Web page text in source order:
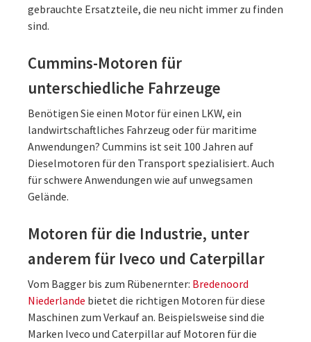
gebrauchte Ersatzteile, die neu nicht immer zu finden
sind.
Cummins-Motoren für
unterschiedliche Fahrzeuge
Benötigen Sie einen Motor für einen LKW, ein
landwirtschaftliches Fahrzeug oder für maritime
Anwendungen? Cummins ist seit 100 Jahren auf
Dieselmotoren für den Transport spezialisiert. Auch
für schwere Anwendungen wie auf unwegsamen
Gelände.
Motoren für die Industrie, unter
anderem für Iveco und Caterpillar
Vom Bagger bis zum Rübenernter: Bredenoord
Niederlande bietet die richtigen Motoren für diese
Maschinen zum Verkauf an. Beispielsweise sind die
Marken Iveco und Caterpillar auf Motoren für die